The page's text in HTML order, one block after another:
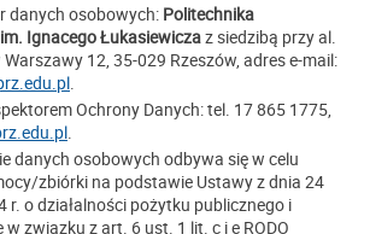
danych osobowych: Politechnika
Ignacego Łukasiewiczaz siedzibą przy al.
12, 35-029 Rzeszów, adres e-mail:
Ochrony Danych: tel. 17 865 1775,
danych osobowych odbywa się w celu
zbiórki na podstawie Ustawy z dnia 24
r. o działalności pożytku publicznego i
związku z art. 6 ust. 1 lit. c i e RODO